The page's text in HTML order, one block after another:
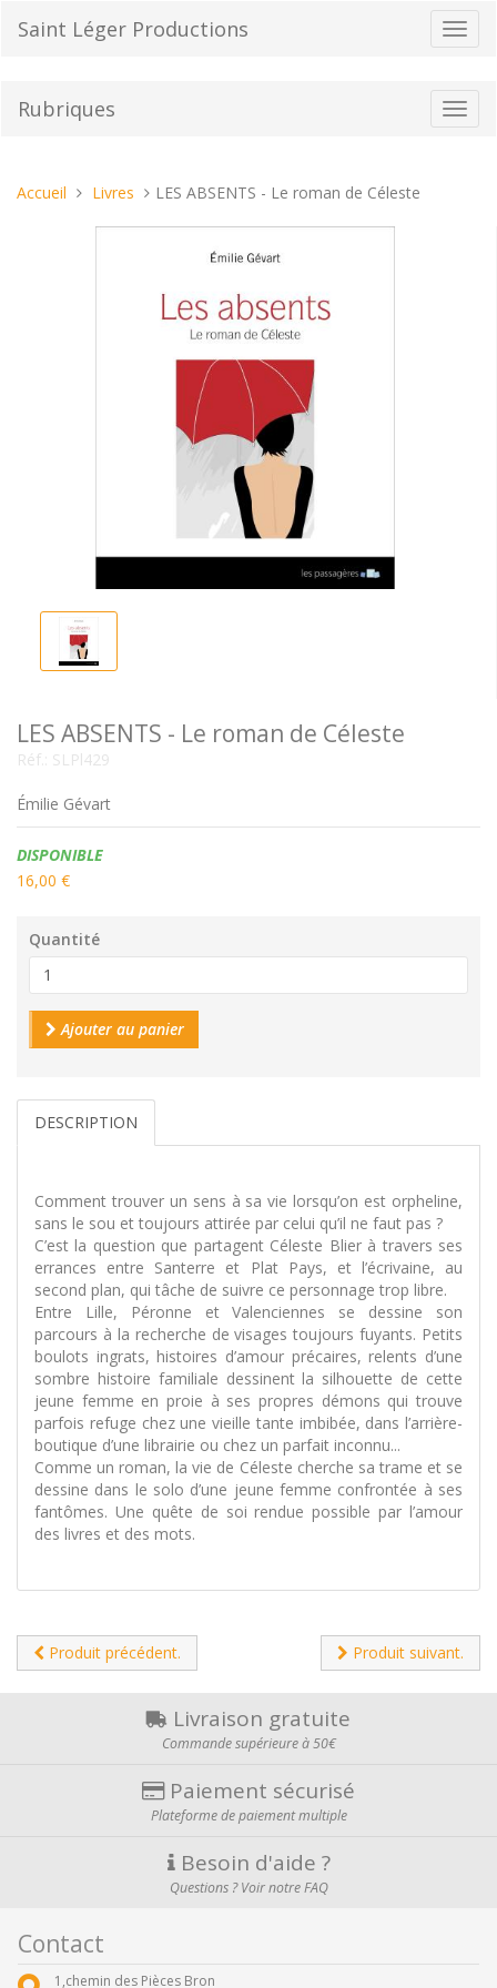
la
Saint Léger Productions
la
Rubriques
Vous
Accueil Livres LES ABSENTS - Le roman de Céleste
LES ABSENTS - Le roman de Céleste
Réf.: SLPl429
Émilie Gévart
Disponibilité:
DISPONIBLE
16,00 €
Quantité
Ajouter au panier
DESCRIPTION
Comment trouver un sens à sa vie lorsqu’on est orpheline,
sans le sou et toujours attirée par celui qu’il ne faut pas ?
C’est la question que partagent Céleste Blier à travers ses
errances entre Santerre et Plat Pays, et l’écrivaine, au
second plan, qui tâche de suivre ce personnage trop libre.
Entre Lille, Péronne et Valenciennes se dessine son
parcours à la recherche de visages toujours fuyants. Petits
boulots ingrats, histoires d’amour précaires, relents d’une
sombre histoire familiale dessinent la silhouette de cette
jeune femme en proie à ses propres démons qui trouve
parfois refuge chez une vieille tante imbibée, dans l’arrière-
boutique d’une librairie ou chez un parfait inconnu...
Comme un roman, la vie de Céleste cherche sa trame et se
dessine dans le solo d’une jeune femme confrontée à ses
fantômes. Une quête de soi rendue possible par l’amour
des livres et des mots.
Produit précédent. Produit suivant.
Livraison gratuite
Commande supérieure à 50€
Paiement sécurisé
Plateforme de paiement multiple
Besoin d'aide ?
Questions ? Voir notre FAQ
Contact
1,chemin des Pièces Bron